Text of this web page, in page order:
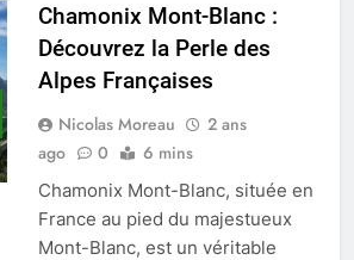
Chamonix Mont-Blanc :
Découvrez la Perle des
Alpes Françaises
Nicolas Moreau
2 ans
ago
0 6 mins
Chamonix Mont-Blanc, située en
France au pied du majestueux
Mont-Blanc, est un véritable